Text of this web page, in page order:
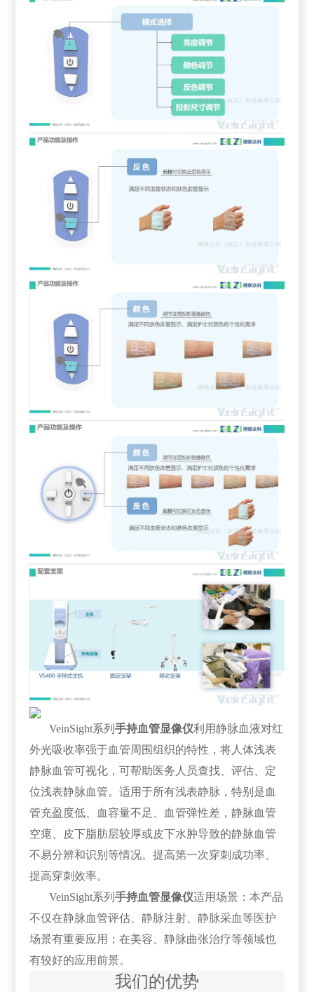
VeinSight系列手持血管显像仪利用静脉血液对红
外光吸收率强于血管周围组织的特性，将人体浅表
静脉血管可视化，可帮助医务人员查找、评估、定
位浅表静脉血管。适用于所有浅表静脉，特别是血
管充盈度低、血容量不足、血管弹性差，静脉血管
空瘪、皮下脂肪层较厚或皮下水肿导致的静脉血管
不易分辨和识别等情况。提高第一次穿刺成功率、
提高穿刺效率。
VeinSight系列手持血管显像仪适用场景：本产品
不仅在静脉血管评估、静脉注射、静脉采血等医护
场景有重要应用；在美容、静脉曲张治疗等领域也
有较好的应用前景。
我们的优势